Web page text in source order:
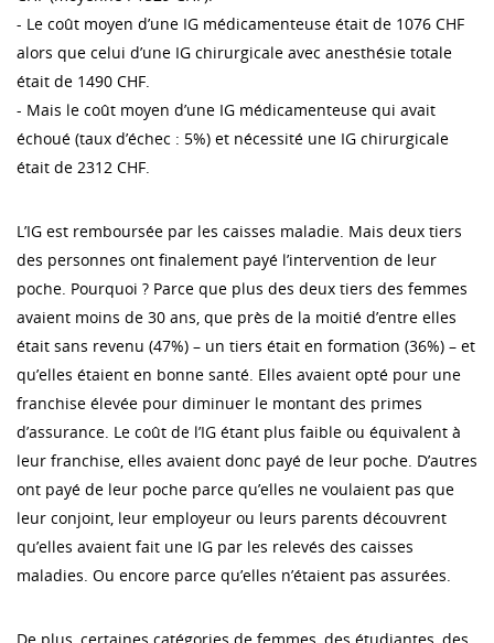
- Le coût moyen d’une IG médicamenteuse était de 1076 CHF
alors que celui d’une IG chirurgicale avec anesthésie totale
était de 1490 CHF.
- Mais le coût moyen d’une IG médicamenteuse qui avait
échoué (taux d’échec : 5%) et nécessité une IG chirurgicale
était de 2312 CHF.
L’IG est remboursée par les caisses maladie. Mais deux tiers
des personnes ont finalement payé l’intervention de leur
poche. Pourquoi ? Parce que plus des deux tiers des femmes
avaient moins de 30 ans, que près de la moitié d’entre elles
était sans revenu (47%) – un tiers était en formation (36%) – et
qu’elles étaient en bonne santé. Elles avaient opté pour une
franchise élevée pour diminuer le montant des primes
d’assurance. Le coût de l’IG étant plus faible ou équivalent à
leur franchise, elles avaient donc payé de leur poche. D’autres
ont payé de leur poche parce qu’elles ne voulaient pas que
leur conjoint, leur employeur ou leurs parents découvrent
qu’elles avaient fait une IG par les relevés des caisses
maladies. Ou encore parce qu’elles n’étaient pas assurées.